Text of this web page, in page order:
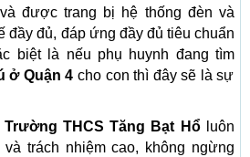
được trang bị hệ thống đèn và
đầy đủ, đáp ứng đầy đủ tiêu chuẩn
biệt là nếu phụ huynh đang tìm
ở Quận 4 cho con thì đây sẽ là sự
Trường THCS Tăng Bạt Hổluôn
trách nhiệm cao, không ngừng